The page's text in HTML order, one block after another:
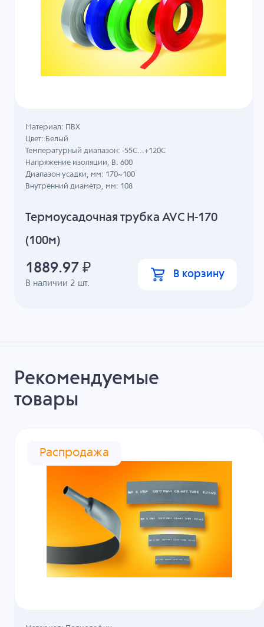
Термоусадочная трубка AVC H-170
(100м)
В наличии 2 шт.
Материал: ПВХ
Цвет: Белый
Температурный диапазон: -55C...+120C
Напряжение изоляции, В: 600
Диапазон усадки, мм: 170~100
Внутренний диаметр, мм: 108
1889.97 ₽ В корзину
Рекомендуемые
товары
Распродажа